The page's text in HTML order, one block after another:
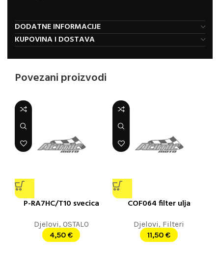
DODATNE INFORMACIJE
KUPOVINA I DOSTAVA
Povezani proizvodi
P-RA7HC/T10 svecica
Djelovi, OSTALO
4,50 €
COF064 filter ulja
Djelovi, Filteri
11,50 €